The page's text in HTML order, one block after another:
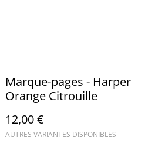
Marque-pages - Harper
Orange Citrouille
12,00 €
AUTRES VARIANTES DISPONIBLES